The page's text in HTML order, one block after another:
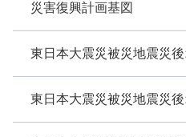
災害復興計画基図
東日本大震災被災地震災
東日本大震災被災地震災